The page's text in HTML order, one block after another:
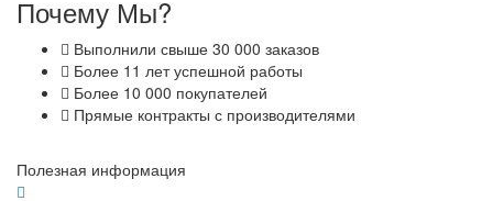
Почему Мы?
Выполнили свыше 30 000 заказов
Более 11 лет успешной работы
Более 10 000 покупателей
Прямые контракты с производителями
Полезная информация